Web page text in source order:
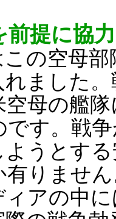
前提に協
の空母部
ました
母の艦
です。戦
うとす
りませ
アの中に